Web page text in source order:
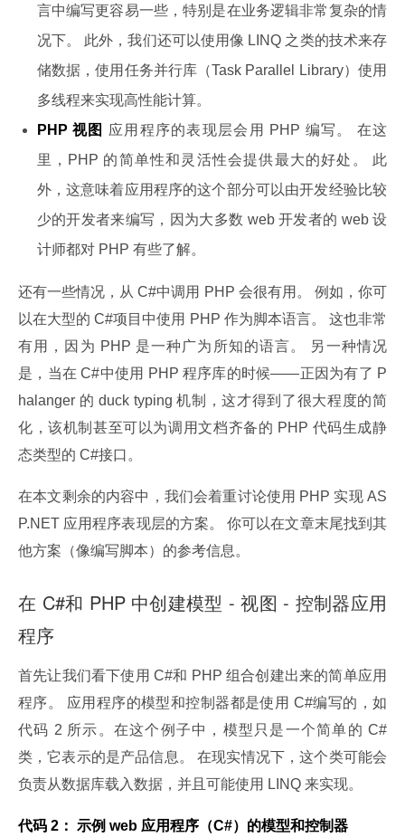
言中编写更容易一些，特别是在业务逻辑非常复杂的情
况下。 此外，我们还可以使用像 LINQ 之类的技术来存
储数据，使用任务并行库（Task Parallel Library）使用
多线程来实现高性能计算。
PHP 视图 应用程序的表现层会用 PHP 编写。 在这
里，PHP 的简单性和灵活性会提供最大的好处。 此
外，这意味着应用程序的这个部分可以由开发经验比较
少的开发者来编写，因为大多数 web 开发者的 web 设
计师都对 PHP 有些了解。
还有一些情况，从 C#中调用 PHP 会很有用。 例如，你可
以在大型的 C#项目中使用 PHP 作为脚本语言。 这也非常
有用，因为 PHP 是一种广为所知的语言。 另一种情况
是，当在 C#中使用 PHP 程序库的时候——正因为有了 P
halanger 的 duck typing 机制，这才得到了很大程度的简
化，该机制甚至可以为调用文档齐备的 PHP 代码生成静
态类型的 C#接口。
在本文剩余的内容中，我们会着重讨论使用 PHP 实现 AS
P.NET 应用程序表现层的方案。 你可以在文章末尾找到其
他方案（像编写脚本）的参考信息。
在 C#和 PHP 中创建模型 - 视图 - 控制器应用
程序
首先让我们看下使用 C#和 PHP 组合创建出来的简单应用
程序。 应用程序的模型和控制器都是使用 C#编写的，如
代码 2 所示。在这个例子中，模型只是一个简单的 C#
类，它表示的是产品信息。 在现实情况下，这个类可能会
负责从数据库载入数据，并且可能使用 LINQ 来实现。
代码 2： 示例 web 应用程序（C#）的模型和控制器